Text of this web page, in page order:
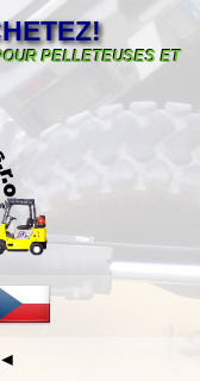
PELLETEUSES ET